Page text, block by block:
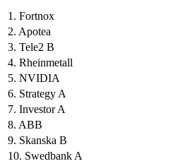
1. Fortnox
2. Apotea
3. Tele2 B
4. Rheinmetall
5. NVIDIA
6. Strategy A
7. Investor A
8. ABB
9. Skanska B
10. Swedbank A